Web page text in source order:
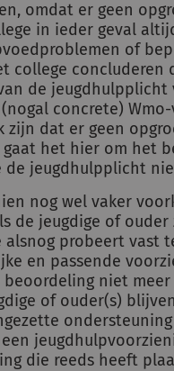
omdat er geen
in ieder geval
of
college
de
concrete)
zijn dat er geen
het hier om het
de jeugdhulpplicht
nog wel vaker
de jeugdige of
alsnog probeert vast
en passende
beoordeling niet
of ouder(s)
die reeds heeft